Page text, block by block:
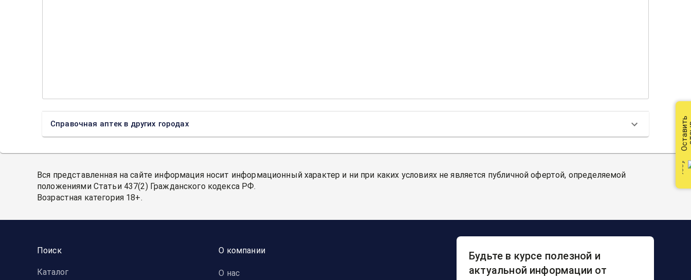
Справочная аптек в других городах
Вся представленная на сайте информация носит информационный характер и ни при каких условиях не является публичной офертой, определяемой
положениями Статьи 437(2) Гражданского кодекса РФ.
Возрастная категория 18+.
Поиск
Каталог
О компании
О нас
Будьте в курсе полезной и
актуальной информации от
Оставить